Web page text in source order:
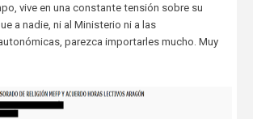
vive en una constante tensión sobre su
a nadie, ni al Ministerio ni a las
parezca importarles mucho. Muy